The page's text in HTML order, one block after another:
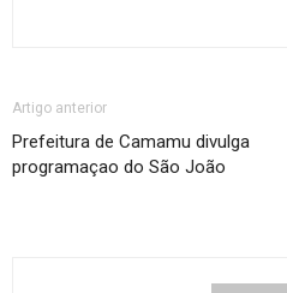
Artigo anterior
Prefeitura de Camamu divulga
programaçao do São João